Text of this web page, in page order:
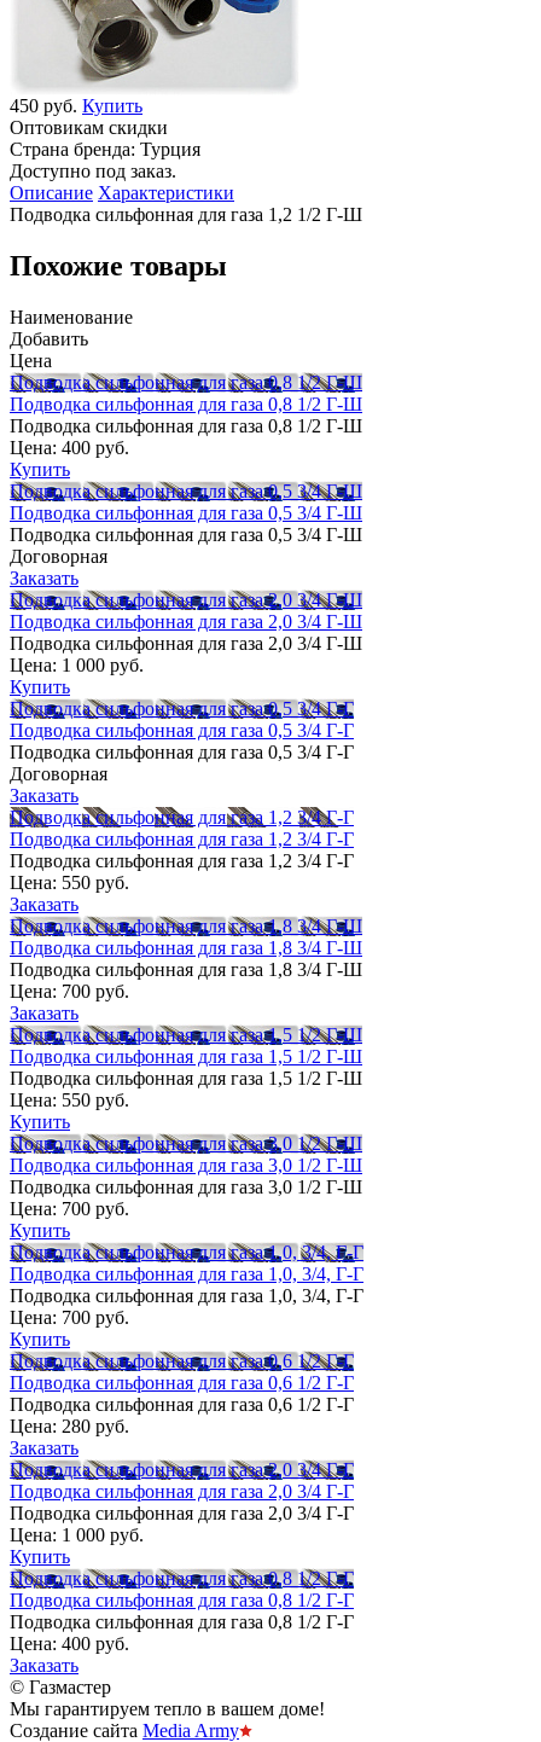
450 руб. Купить
Оптовикам скидки
Страна бренда: Турция
Доступно под заказ.
Описание Характеристики
Подводка сильфонная для газа 1,2 1/2 Г-Ш
Похожие товары
Наименование
Добавить
Цена
Подводка сильфонная для газа 0,8 1/2 Г-Ш
Подводка сильфонная для газа 0,8 1/2 Г-Ш
Подводка сильфонная для газа 0,8 1/2 Г-Ш
Цена: 400 руб.
Купить
Подводка сильфонная для газа 0,5 3/4 Г-Ш
Подводка сильфонная для газа 0,5 3/4 Г-Ш
Подводка сильфонная для газа 0,5 3/4 Г-Ш
Договорная
Заказать
Подводка сильфонная для газа 2,0 3/4 Г-Ш
Подводка сильфонная для газа 2,0 3/4 Г-Ш
Подводка сильфонная для газа 2,0 3/4 Г-Ш
Цена: 1 000 руб.
Купить
Подводка сильфонная для газа 0,5 3/4 Г-Г
Подводка сильфонная для газа 0,5 3/4 Г-Г
Подводка сильфонная для газа 0,5 3/4 Г-Г
Договорная
Заказать
Подводка сильфонная для газа 1,2 3/4 Г-Г
Подводка сильфонная для газа 1,2 3/4 Г-Г
Подводка сильфонная для газа 1,2 3/4 Г-Г
Цена: 550 руб.
Заказать
Подводка сильфонная для газа 1,8 3/4 Г-Ш
Подводка сильфонная для газа 1,8 3/4 Г-Ш
Подводка сильфонная для газа 1,8 3/4 Г-Ш
Цена: 700 руб.
Заказать
Подводка сильфонная для газа 1,5 1/2 Г-Ш
Подводка сильфонная для газа 1,5 1/2 Г-Ш
Подводка сильфонная для газа 1,5 1/2 Г-Ш
Цена: 550 руб.
Купить
Подводка сильфонная для газа 3,0 1/2 Г-Ш
Подводка сильфонная для газа 3,0 1/2 Г-Ш
Подводка сильфонная для газа 3,0 1/2 Г-Ш
Цена: 700 руб.
Купить
Подводка сильфонная для газа 1,0, 3/4, Г-Г
Подводка сильфонная для газа 1,0, 3/4, Г-Г
Подводка сильфонная для газа 1,0, 3/4, Г-Г
Цена: 700 руб.
Купить
Подводка сильфонная для газа 0,6 1/2 Г-Г
Подводка сильфонная для газа 0,6 1/2 Г-Г
Подводка сильфонная для газа 0,6 1/2 Г-Г
Цена: 280 руб.
Заказать
Подводка сильфонная для газа 2,0 3/4 Г-Г
Подводка сильфонная для газа 2,0 3/4 Г-Г
Подводка сильфонная для газа 2,0 3/4 Г-Г
Цена: 1 000 руб.
Купить
Подводка сильфонная для газа 0,8 1/2 Г-Г
Подводка сильфонная для газа 0,8 1/2 Г-Г
Подводка сильфонная для газа 0,8 1/2 Г-Г
Цена: 400 руб.
Заказать
© Газмастер
Мы гарантируем тепло в вашем доме!
Создание сайта Media Army